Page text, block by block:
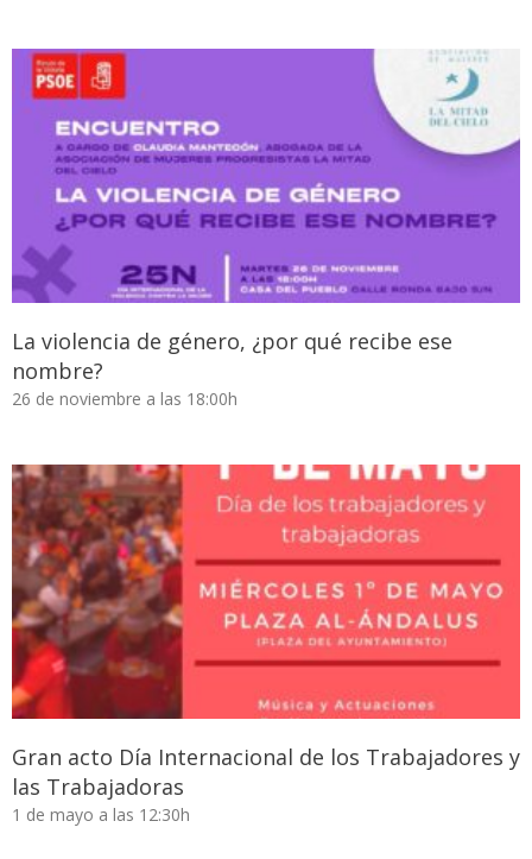
La violencia de género, ¿por qué recibe ese
nombre?
26 de noviembre a las 18:00h
Gran acto Día Internacional de los Trabajadores y
las Trabajadoras
1 de mayo a las 12:30h